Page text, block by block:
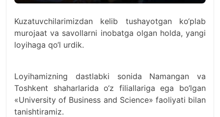
Kuzatuvchilarimizdan kelib tushayotgan ko‘plab
murojaat va savollarni inobatga olgan holda, yangi
loyihaga qo‘l urdik.
Loyihamizning dastlabki sonida Namangan va
Toshkent shaharlarida o‘z filiallariga ega bo‘lgan
«University of Business and Science» faoliyati bilan
tanishtiramiz.